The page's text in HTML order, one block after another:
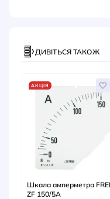
ДИВІТЬСЯ ТАКОЖ
АКЦІЯ
Шкала амперметра
ZF 150/5A